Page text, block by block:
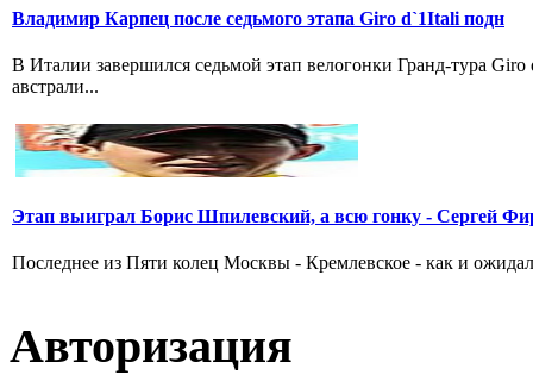
Владимир Карпец после седьмого этапа Giro d`1Itali подн
В Италии завершился седьмой этап велогонки Гранд-тура
австрали...
Этап выиграл Борис Шпилевский, а всю гонку - Сергей
Последнее из Пяти колец Москвы - Кремлевское - как и
Авторизация